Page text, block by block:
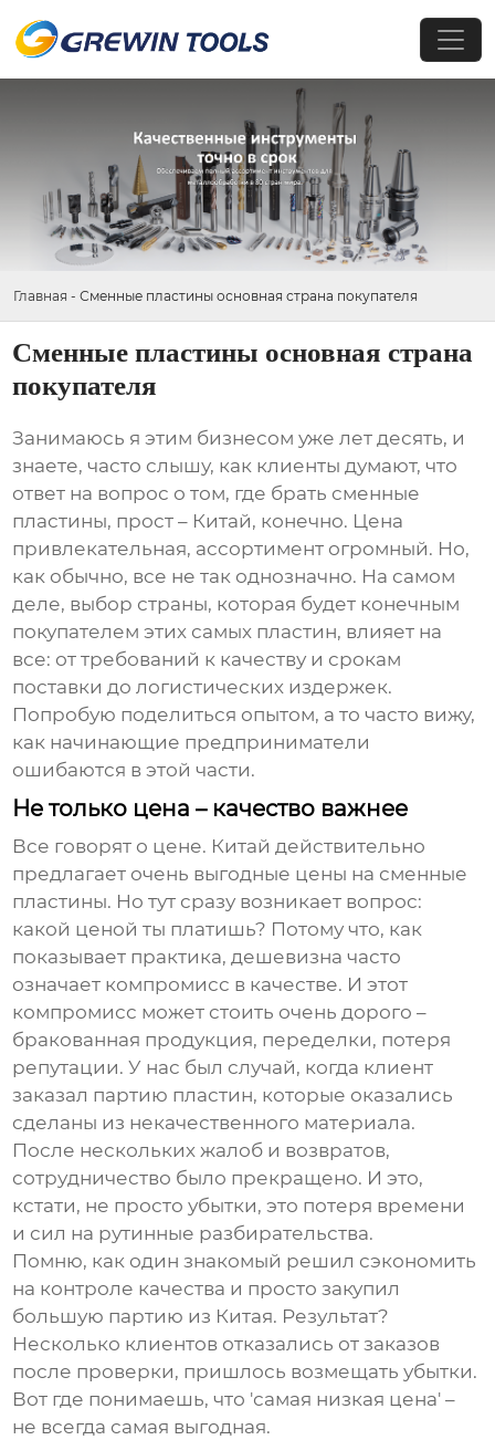
Главная - Сменные пластины основная страна покупателя
Сменные пластины основная страна
покупателя
Занимаюсь я этим бизнесом уже лет десять, и
знаете, часто слышу, как клиенты думают, что
ответ на вопрос о том, где брать сменные
пластины, прост – Китай, конечно. Цена
привлекательная, ассортимент огромный. Но,
как обычно, все не так однозначно. На самом
деле, выбор страны, которая будет конечным
покупателем этих самых пластин, влияет на
все: от требований к качеству и срокам
поставки до логистических издержек.
Попробую поделиться опытом, а то часто вижу,
как начинающие предприниматели
ошибаются в этой части.
Не только цена – качество важнее
Все говорят о цене. Китай действительно
предлагает очень выгодные цены на сменные
пластины. Но тут сразу возникает вопрос:
какой ценой ты платишь? Потому что, как
показывает практика, дешевизна часто
означает компромисс в качестве. И этот
компромисс может стоить очень дорого –
бракованная продукция, переделки, потеря
репутации. У нас был случай, когда клиент
заказал партию пластин, которые оказались
сделаны из некачественного материала.
После нескольких жалоб и возвратов,
сотрудничество было прекращено. И это,
кстати, не просто убытки, это потеря времени
и сил на рутинные разбирательства.
Помню, как один знакомый решил сэкономить
на контроле качества и просто закупил
большую партию из Китая. Результат?
Несколько клиентов отказались от заказов
после проверки, пришлось возмещать убытки.
Вот где понимаешь, что 'самая низкая цена' –
не всегда самая выгодная.